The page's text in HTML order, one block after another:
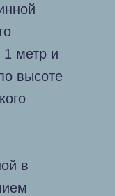
метр и
высоте
в